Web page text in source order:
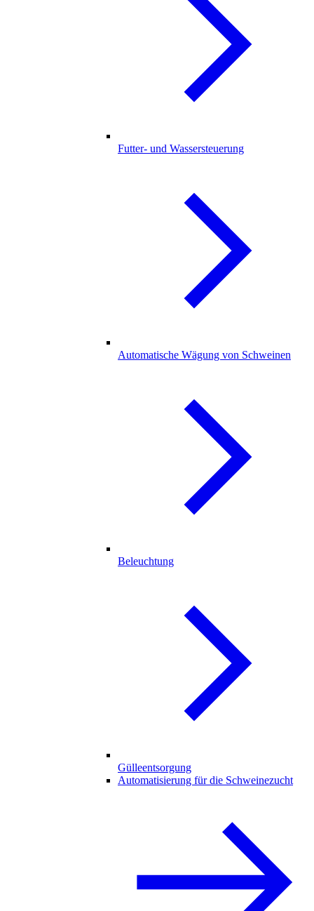
Futter- und Wassersteuerung
Automatische Wägung von Schweinen
Beleuchtung
Gülleentsorgung
Automatisierung für die Schweinezucht